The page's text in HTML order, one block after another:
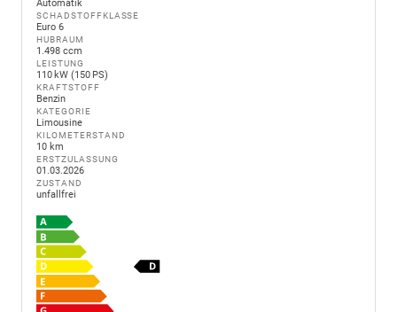
Automatik
SCHADSTOFFKLASSE
Euro 6
HUBRAUM
1.498 ccm
LEISTUNG
110 kW (150 PS)
KRAFTSTOFF
Benzin
KATEGORIE
Limousine
KILOMETERSTAND
10 km
ERSTZULASSUNG
01.03.2026
ZUSTAND
unfallfrei